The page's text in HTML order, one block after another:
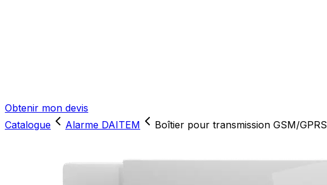
Obtenir mon devis
Catalogue
Alarme DAITEM Boîtier pour transmission GSM/GPRS